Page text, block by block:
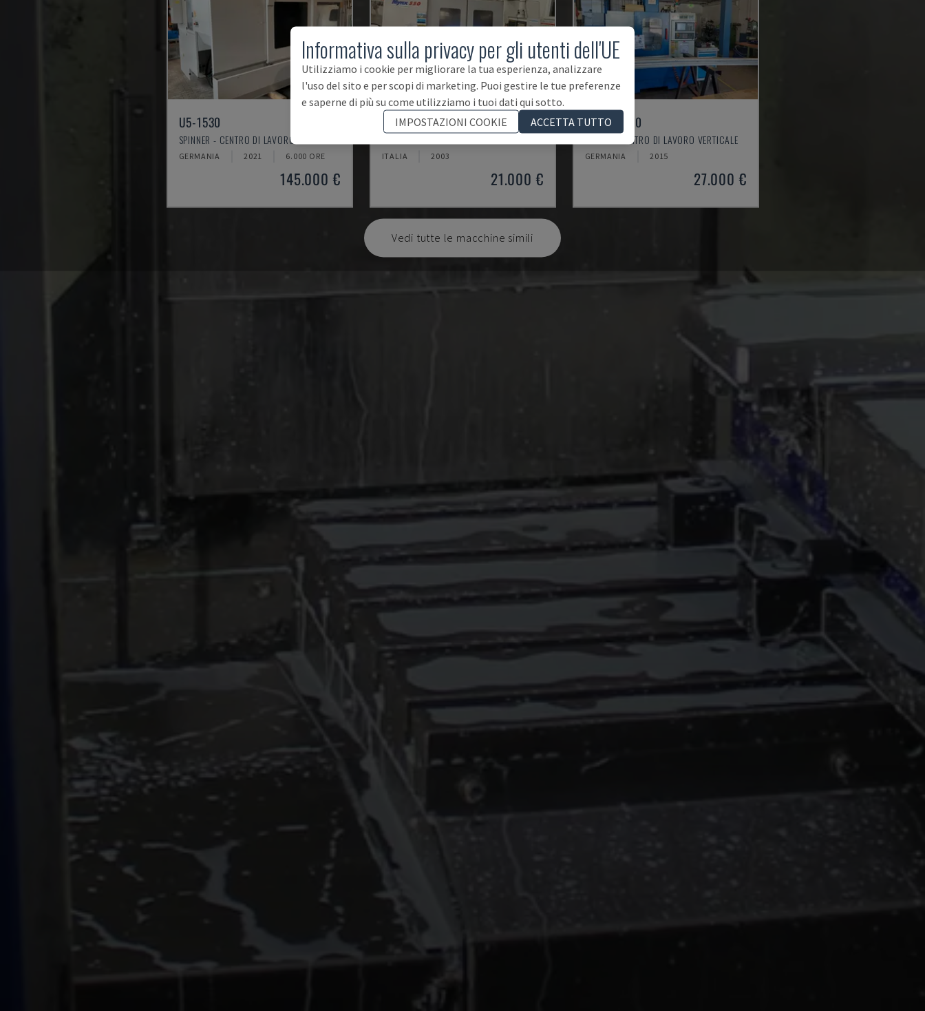
U5-1530
SPINNER - CENTRO DI LAVORO VERTICALE
GERMANIA 2021 6.000 ORE
145.000 €
MYNX 550
ITALIA 2003
21.000 €
X-MILL 640
KNUTH - CENTRO DI LAVORO VERTICALE
GERMANIA 2015
27.000 €
Vedi tutte le macchine simili
Informativa sulla privacy per gli utenti dell'UE
Utilizziamo i cookie per migliorare la tua esperienza, analizzare
l'uso del sito e per scopi di marketing. Puoi gestire le tue preferenze
e saperne di più su come utilizziamo i tuoi dati qui sotto.
IMPOSTAZIONI COOKIE
ACCETTA TUTTO